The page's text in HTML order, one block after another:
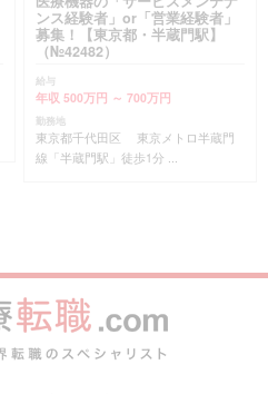
ンス経験者」or「営業経験者」
募集！【東京都・半蔵門駅】
（№42482）
給与
年収 500万円 ～ 700万円
勤務地
東京都千代田区 東京メトロ半蔵門
線「半蔵門駅」徒歩1分 ...